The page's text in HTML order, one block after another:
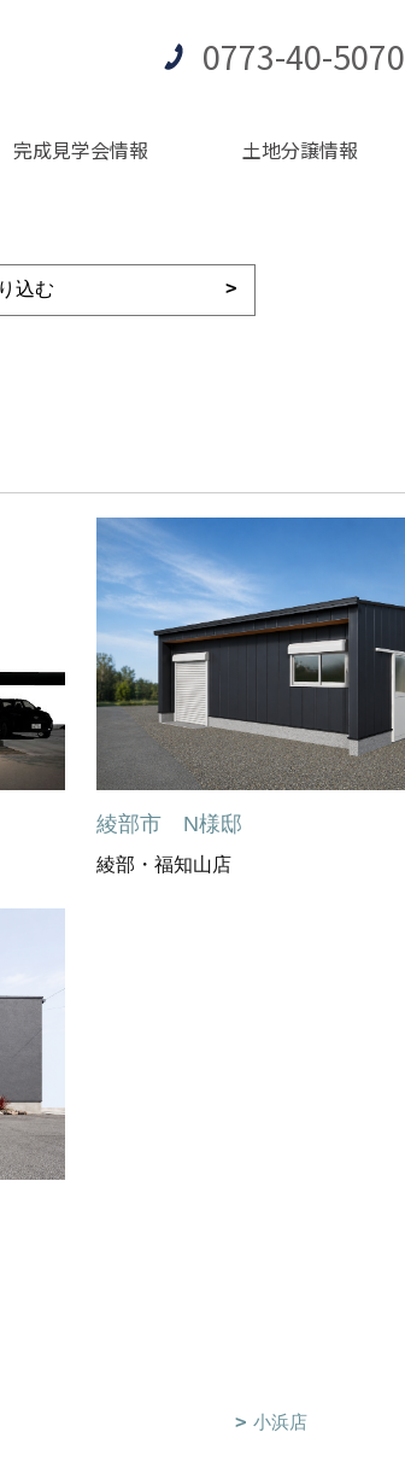
0773-40-5070
完成見学会情報 土地分譲情報
綾部市 N様邸
綾部・福知山店
小浜店